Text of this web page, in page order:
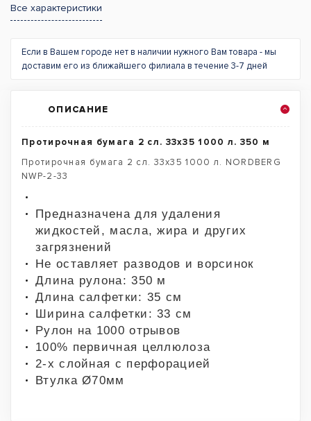
Все характеристики
Если в Вашем городе нет в наличии нужного Вам товара - мы
доставим его из ближайшего филиала в течение 3-7 дней
ОПИСАНИЕ
Протирочная бумага 2 сл. 33х35 1000 л. 350 м
Протирочная бумага 2 сл. 33х35 1000 л. NORDBERG
NWP-2-33
Предназначена для удаления
жидкостей, масла, жира и других
загрязнений
Не оставляет разводов и ворсинок
Длина рулона: 350 м
Длина салфетки: 35 см
Ширина салфетки: 33 см
Рулон на 1000 отрывов
100% первичная целлюлоза
2-х слойная с перфорацией
Втулка Ø70мм